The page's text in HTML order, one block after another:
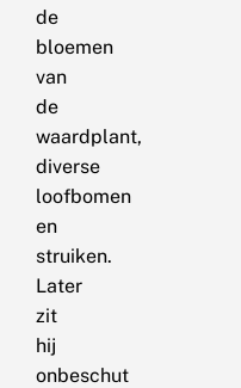
de
bloemen
van
de
waardplant,
diverse
loofbomen
en
struiken.
Later
zit
hij
onbeschut